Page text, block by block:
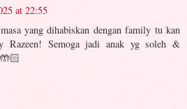
at 22:55
yang dihabiskan dengan family tu kan
Razeen! Semoga jadi anak yg soleh &